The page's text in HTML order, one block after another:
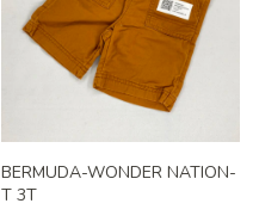
BERMUDA-WONDER NATION-
T 3T